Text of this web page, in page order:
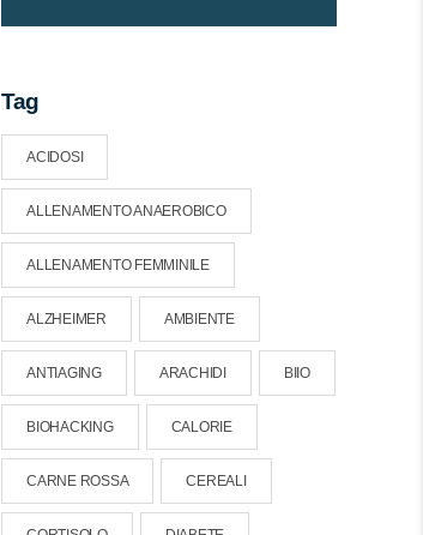
Tag
ACIDOSI
ALLENAMENTO ANAEROBICO
ALLENAMENTO FEMMINILE
ALZHEIMER AMBIENTE
ANTIAGING ARACHIDI BIIO
BIOHACKING CALORIE
CARNE ROSSA CEREALI